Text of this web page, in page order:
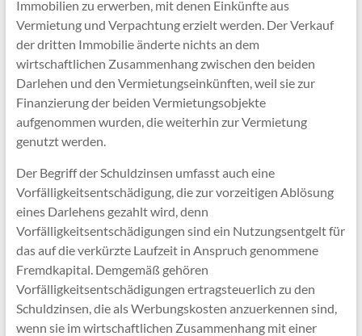
Immobilien zu erwerben, mit denen Einkünfte aus
Vermietung und Verpachtung erzielt werden. Der Verkauf
der dritten Immobilie änderte nichts an dem
wirtschaftlichen Zusammenhang zwischen den beiden
Darlehen und den Vermietungseinkünften, weil sie zur
Finanzierung der beiden Vermietungsobjekte
aufgenommen wurden, die weiterhin zur Vermietung
genutzt werden.
Der Begriff der Schuldzinsen umfasst auch eine
Vorfälligkeitsentschädigung, die zur vorzeitigen Ablösung
eines Darlehens gezahlt wird, denn
Vorfälligkeitsentschädigungen sind ein Nutzungsentgelt für
das auf die verkürzte Laufzeit in Anspruch genommene
Fremdkapital. Demgemäß gehören
Vorfälligkeitsentschädigungen ertragsteuerlich zu den
Schuldzinsen, die als Werbungskosten anzuerkennen sind,
wenn sie im wirtschaftlichen Zusammenhang mit einer